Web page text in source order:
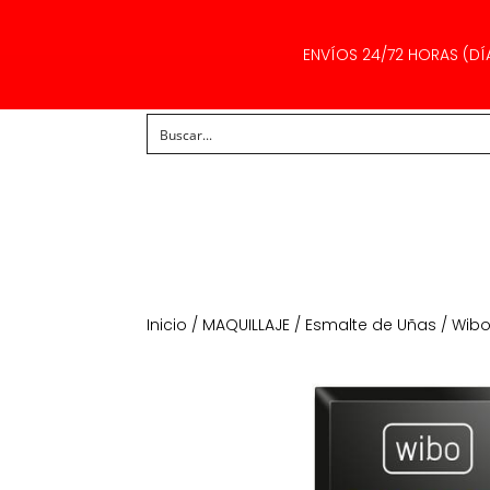
ENVÍOS 24/72 HORAS
Inicio / MAQUILLAJE / Esmalte de Uñas /